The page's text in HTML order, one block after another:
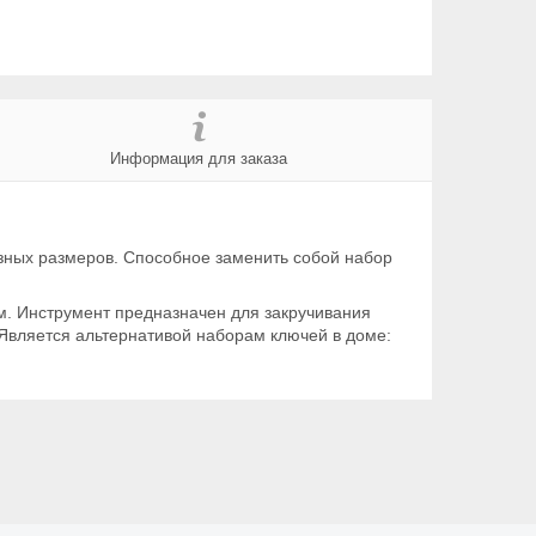
Информация для заказа
размеров. Способное заменить собой набор
Инструмент предназначен для закручивания
альтернативой наборам ключей в доме: